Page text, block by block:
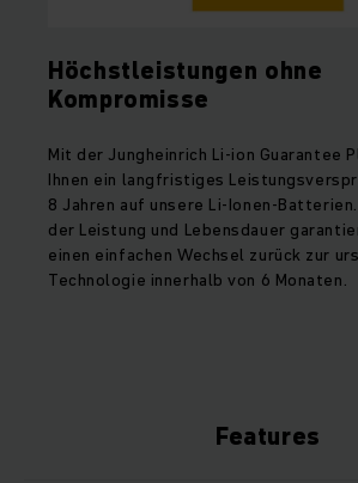
Höchstleistungen ohne
Kompromisse
Mit der Jungheinrich Li-ion Guarantee
Ihnen ein langfristiges
8 Jahren auf unsere Li-Ionen-
der Leistung und Lebensdauer
einen einfachen Wechsel zurück zur
Technologie innerhalb von 6 Monaten.
Features